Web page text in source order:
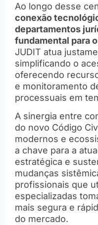
Ao longo desse
conexão
departamentos
fundamental para
JUDIT atua
simplificando o
oferecendo
e monitoramento
processuais em
A sinergia entre
do novo Código
modernos e
a chave para a
estratégica e
mudanças
profissionais que
especializadas
mais segura e
do mercado.